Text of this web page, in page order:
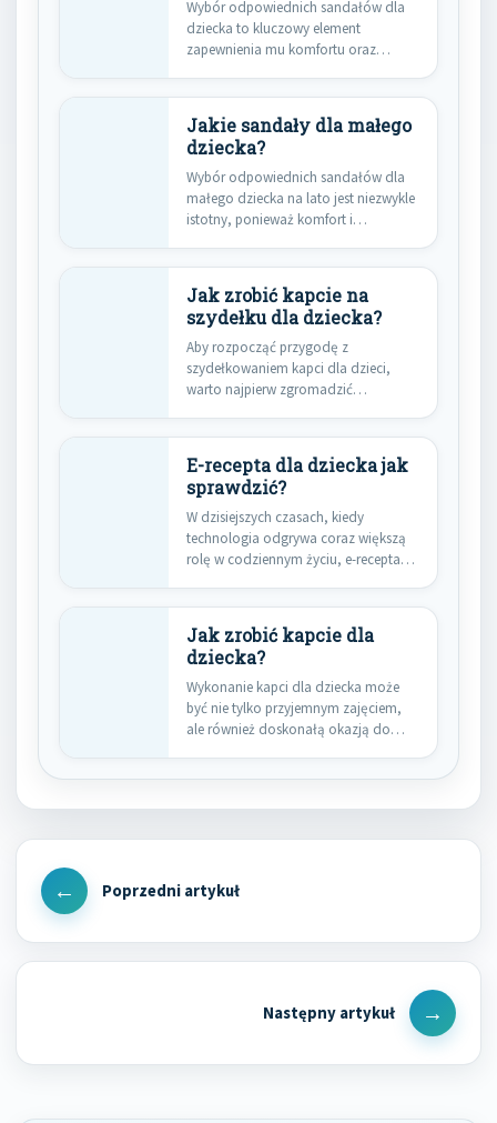
Wybór odpowiednich sandałów dla
dziecka to kluczowy element
zapewnienia mu komfortu oraz
Jakie sandały dla małego
dziecka?
Wybór odpowiednich sandałów dla
małego dziecka na lato jest niezwykle
istotny, ponieważ komfort i
Jak zrobić kapcie na
szydełku dla dziecka?
Aby rozpocząć przygodę z
szydełkowaniem kapci dla dzieci,
warto najpierw zgromadzić
E-recepta dla dziecka jak
sprawdzić?
W dzisiejszych czasach, kiedy
technologia odgrywa coraz większą
rolę w codziennym życiu, e-recepta
Jak zrobić kapcie dla
dziecka?
Wykonanie kapci dla dziecka może
być nie tylko przyjemnym zajęciem,
ale również doskonałą okazją do…
Nawigacja
wpisu
Previous
Next
Post